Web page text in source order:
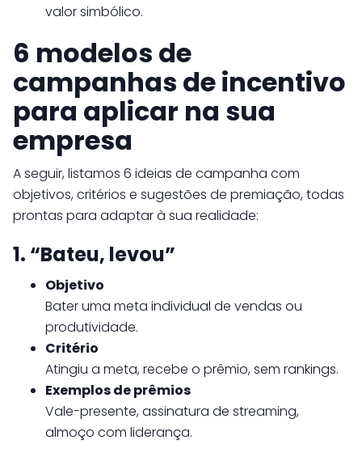
valor simbólico.
6 modelos de
campanhas de incentivo
para aplicar na sua
empresa
A seguir, listamos 6 ideias de campanha com
objetivos, critérios e sugestões de premiação, todas
prontas para adaptar à sua realidade:
1. “Bateu, levou”
Objetivo
Bater uma meta individual de vendas ou
produtividade.
Critério
Atingiu a meta, recebe o prêmio, sem rankings.
Exemplos de prêmios
Vale-presente, assinatura de streaming,
almoço com liderança.